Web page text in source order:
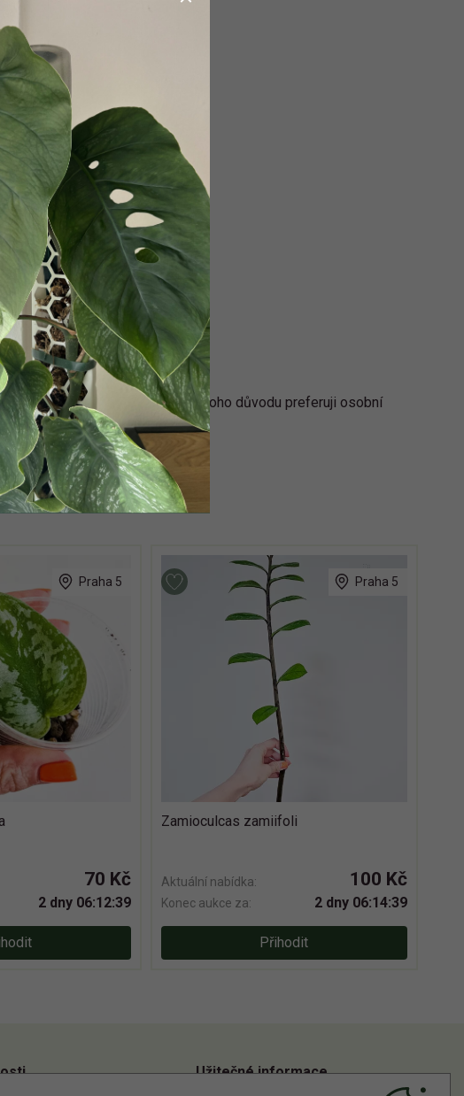
list je téměř 50 cm velký, z toho důvodu preferuji osobní
Praha 5
70 Kč
2 dny 06:12:38
Praha 5
Zamioculcas zamiifoli
Aktuální nabídka: 100 Kč
Konec aukce za: 2 dny 06:14:38
Přihodit
Užitečné informace